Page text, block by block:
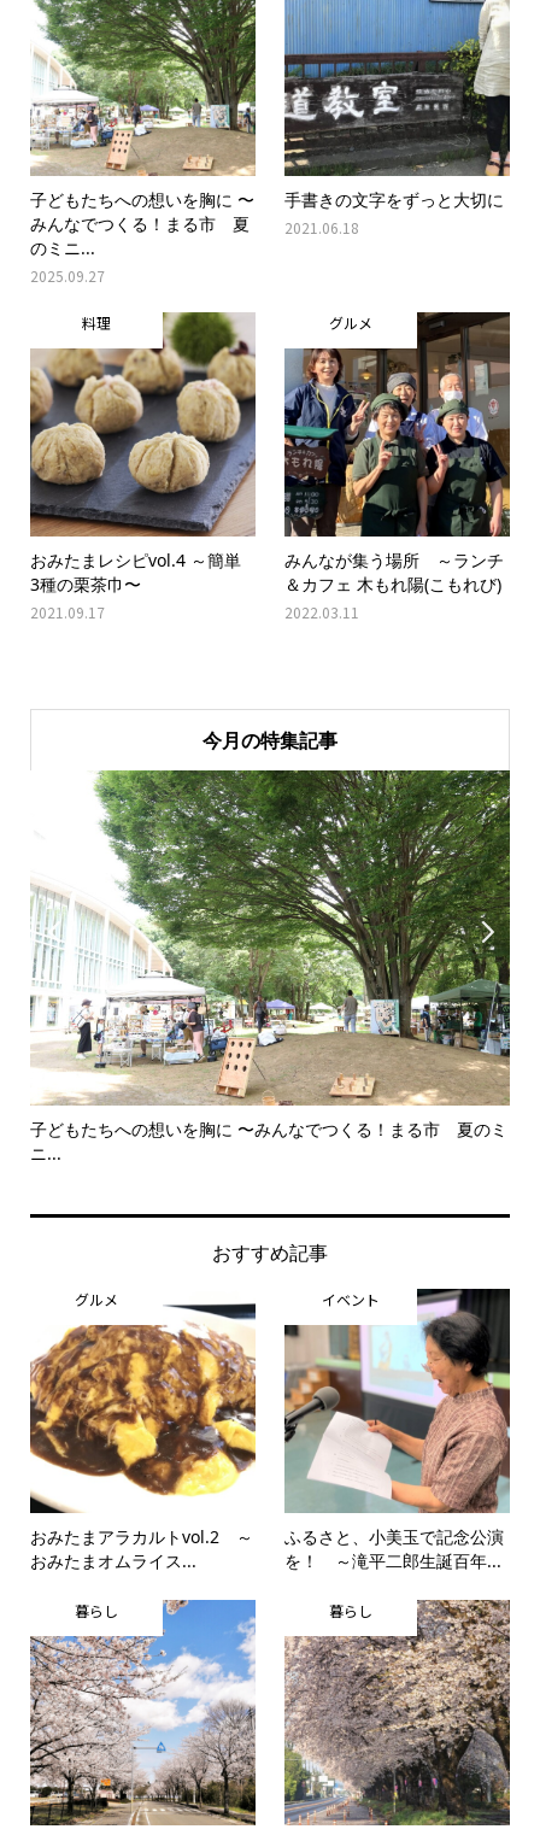
子どもたちへの想いを胸に 〜
みんなでつくる！まる市 夏
のミニ...
2025.09.27
手書きの文字をずっと大切に
2021.06.18
料理
おみたまレシピvol.4 ～簡単
3種の栗茶巾〜
2021.09.17
グルメ
みんなが集う場所 ～ランチ
＆カフェ 木もれ陽(こもれび)
2022.03.11
今月の特集記事

子どもたちへの想いを胸に 〜みんなでつくる！まる市 夏のミ
ニ...

おすすめ記事
グルメ
おみたまアラカルトvol.2 ～
おみたまオムライス...
イベント
ふるさと、小美玉で記念公演
を！ ～滝平二郎生誕百年...
暮らし 暮らし